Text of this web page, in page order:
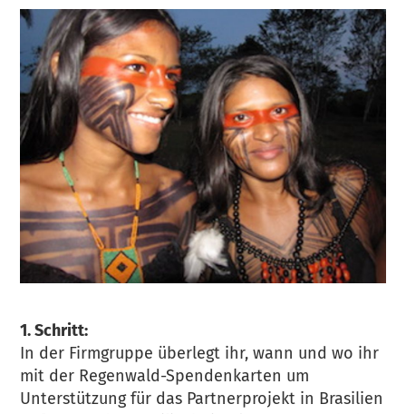
1. Schritt:
In der Firmgruppe überlegt ihr, wann und wo ihr
mit der Regenwald-Spendenkarten um
Unterstützung für das Partnerprojekt in Brasilien